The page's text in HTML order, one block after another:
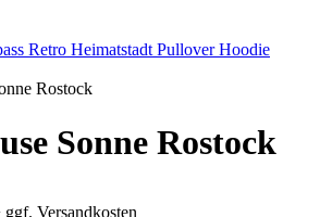
Retro Heimatstadt Pullover Hoodie
Rostock
Sonne Rostock
Versandkosten